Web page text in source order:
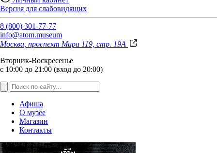
Версия для слабовидящих
8 (800) 301-77-77
info@atom.museum
Москва, проспект Мира 119, стр. 19А
Вторник-Воскресенье
с 10:00 до 21:00 (вход до 20:00)
Афиша
О музее
Магазин
Контакты